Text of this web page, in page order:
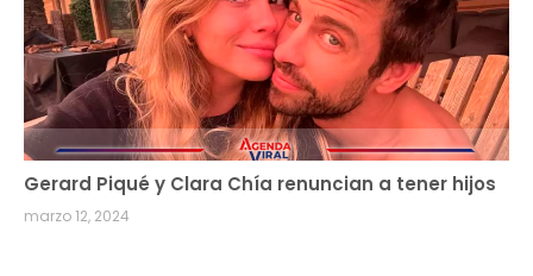
Gerard Piqué y Clara Chía renuncian a tener hijos
marzo 12, 2024